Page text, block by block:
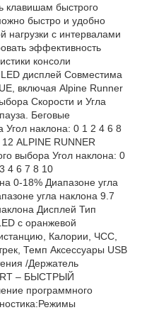
клавишам быстрого
быстро и удобно
нагрузки с интервалами
эффективность
консоли
дисплей Совместима
включая Alpine Runner
Скорости и Угла
Беговые
Угол наклона: 0 1 2 4 6 8
ALPINE RUNNER
выбора Угол наклона: 0
4 6 7 8 10
0-18% Диапазоне угла
угла наклона 9.7
Дисплей Тип
с оранжевой
Калории, ЧСС,
Темп Аксессуары USB
/Держатель
– БЫСТРЫЙ
программного